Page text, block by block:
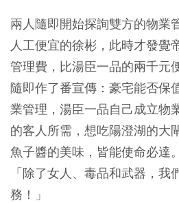
兩人隨即開始探詢雙方的物業
人工便宜的徐彬，此時才發覺
管理費，比湯臣一品的兩千元
隨即作了番宣傳：豪宅能否保
業管理，湯臣一品自己成立物
的客人所需，想吃陽澄湖的大
魚子醬的美味，皆能使命必達
「除了女人、毒品和武器，我
務！」